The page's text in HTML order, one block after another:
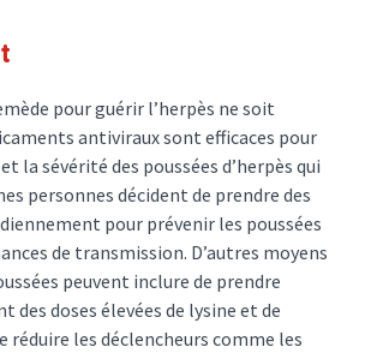
pour guérir l’herpès ne soit
antiviraux sont efficaces pour
la sévérité des poussées d’herpès qui
personnes décident de prendre des
pour prévenir les poussées
de transmission. D’autres moyens
peuvent inclure de prendre
des doses élevées de lysine et de
réduire les déclencheurs comme les